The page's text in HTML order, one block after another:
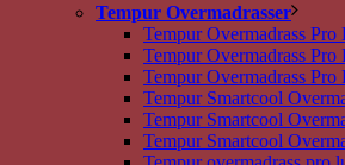
Tempur Overmadrasser
Tempur Overmadrass
Tempur Overmadrass
Tempur Overmadrass Pro
Tempur Smartcool
Tempur Smartcool
Tempur Smartcool